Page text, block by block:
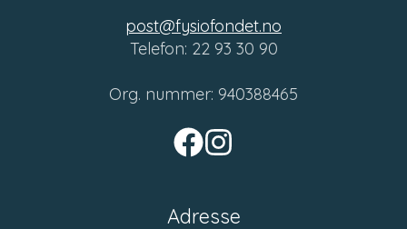
post@fysiofondet.no
Telefon: 22 93 30 90
Org. nummer: 940388465
Adresse